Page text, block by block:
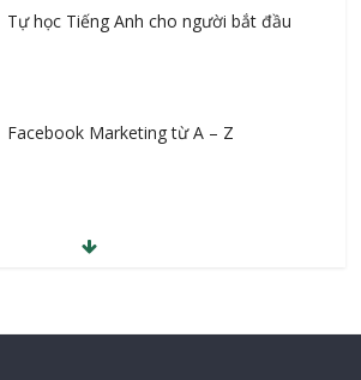
Tự học Tiếng Anh cho người bắt đầu
Facebook Marketing từ A – Z